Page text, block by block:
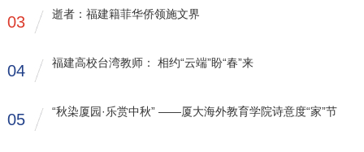
03 逝者：福建籍菲华侨领施文界
04 福建高校台湾教师： 相约“云端”盼“春”来
05 “秋染厦园·乐赏中秋” ——厦大海外教育学院诗意度“家”节